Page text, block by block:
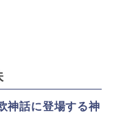
神話に登場する神